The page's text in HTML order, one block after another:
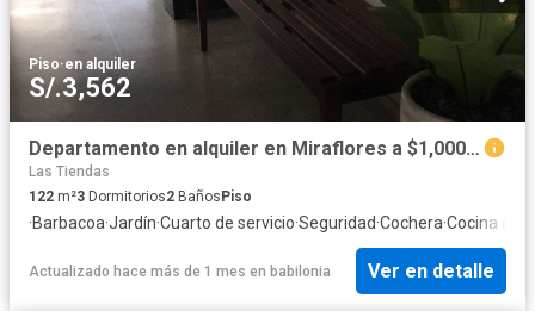
Piso·en alquiler
S/.3,562
Departamento en alquiler en Miraflores a $1,000 al mes
Las Tiendas
122 m²3 Dormitorios2 BañosPiso
·Barbacoa·Jardín·Cuarto de servicio·Seguridad·Cochera·Cocina
Actualizado hace más de 1 mes en babilonia Ver en detalle